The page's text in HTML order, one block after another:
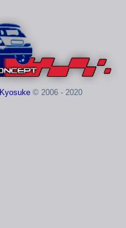
Kyosuke© 2006 - 2020